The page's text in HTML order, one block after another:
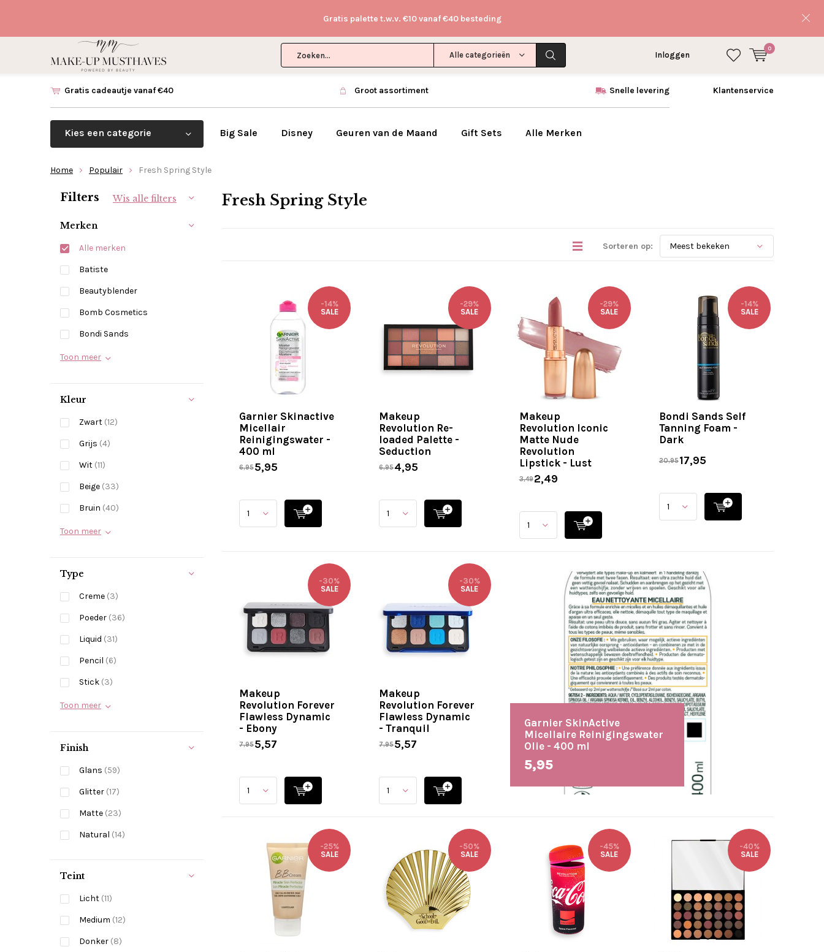
Alle categorieën Inloggen
0
Gratis palette t.w.v. €10 vanaf €40 besteding
Gratis cadeautje vanaf €40 Groot assortiment Snelle levering Klantenservice
Kies een categorie Big Sale Disney Geuren van de Maand Gift Sets Alle Merken
Home Populair Fresh Spring Style
Fresh Spring Style
Sorteren op:
Garnier Skinactive
Micellair
Reinigingswater -
400 ml
-14%
SALE
6,955,95
Makeup
Revolution Re-
loaded Palette -
Seduction
-29%
SALE
6,954,95
Makeup
Revolution Iconic
Matte Nude
Revolution
Lipstick - Lust
-29%
SALE
3,492,49
Bondi Sands Self
Tanning Foam -
Dark
-14%
SALE
20,9517,95
Makeup
Revolution Forever
Flawless Dynamic
- Ebony
-30%
SALE
7,955,57
Makeup
Revolution Forever
Flawless Dynamic
- Tranquil
-30%
SALE
7,955,57
Garnier SkinActive
Micellaire Reinigingswater
Olie - 400 ml
5,95
-25%
SALE
-50%
SALE
-45%
SALE
-40%
SALE
Sorteren op:
Filters Wis alle filters
Merken
Alle merken
Batiste
Beautyblender
Bomb Cosmetics
Bondi Sands
Toon meer
Kleur
Zwart (12)
Grijs (4)
Wit (11)
Beige (33)
Bruin (40)
Toon meer
Type
Creme (3)
Poeder (36)
Liquid (31)
Pencil (6)
Stick (3)
Toon meer
Finish
Glans (59)
Glitter (17)
Matte (23)
Natural (14)
Teint
Licht (11)
Medium (12)
Donker (8)